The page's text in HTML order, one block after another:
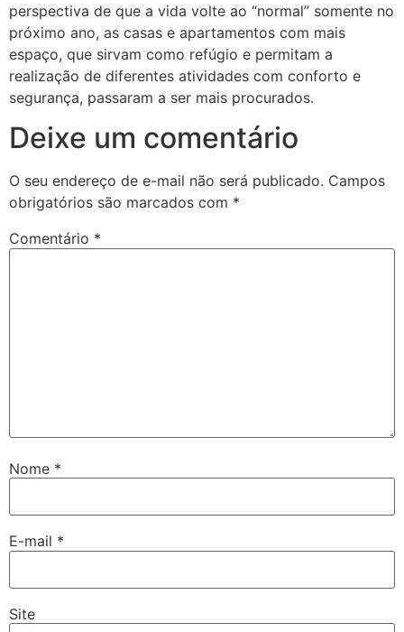
perspectiva de que a vida volte ao “normal” somente no
próximo ano, as casas e apartamentos com mais
espaço, que sirvam como refúgio e permitam a
realização de diferentes atividades com conforto e
segurança, passaram a ser mais procurados.
Deixe um comentário
O seu endereço de e-mail não será publicado. Campos
obrigatórios são marcados com *
Comentário *
Nome *
E-mail *
Site